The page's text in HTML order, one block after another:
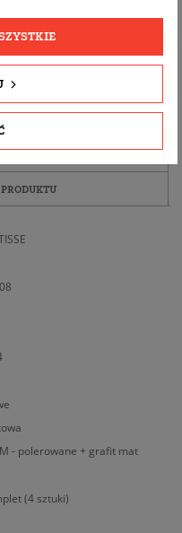
- polerowane + grafit mat
(4 sztuki)